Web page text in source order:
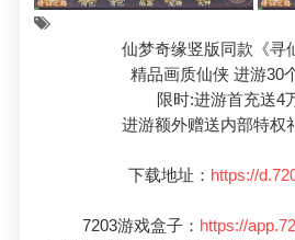
仙梦奇缘竖版同款《寻
精品画质仙侠 进游30
限时:进游首充送4
进游额外赠送内部特权
下载地址： https://
7203游戏盒子： https://